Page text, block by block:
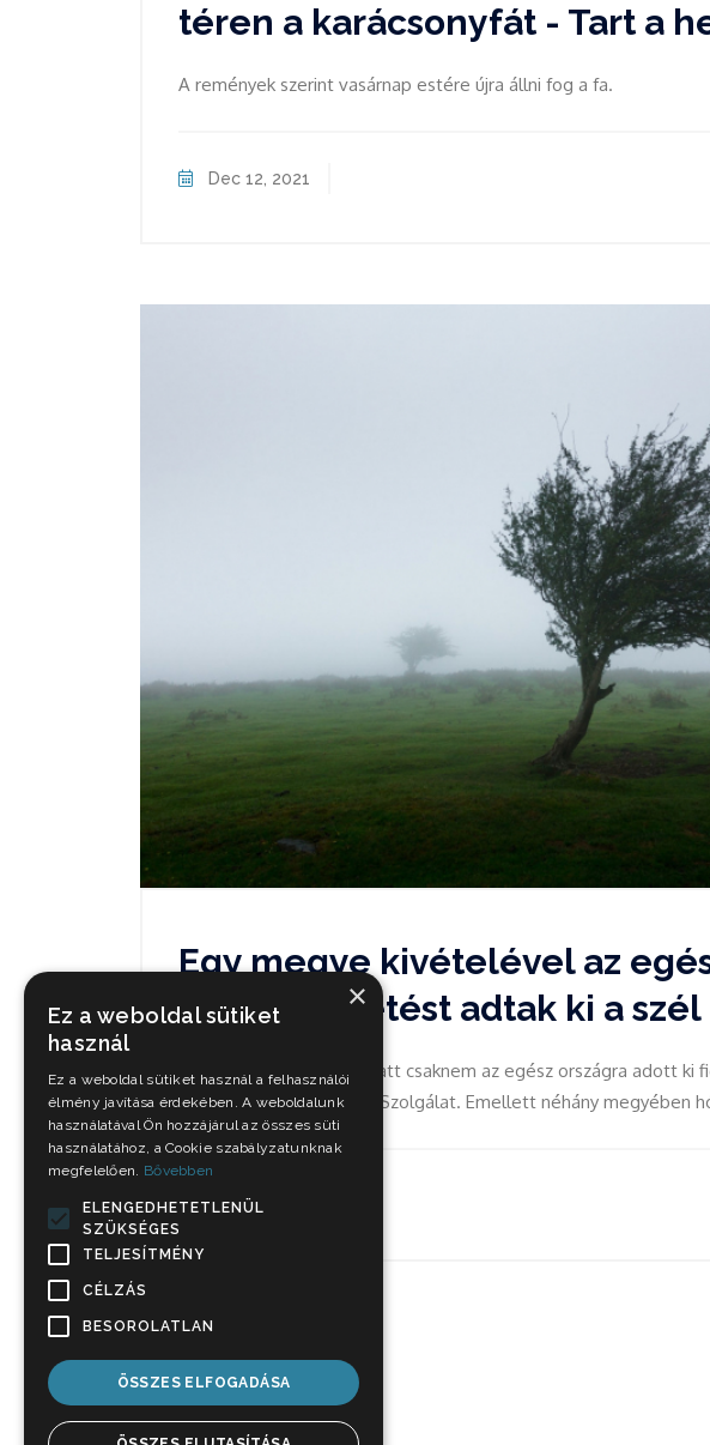
téren a karácsonyfát - Tart a
A remények szerint vasárnap estére újra állni fog a fa.
Dec 12, 2021
Egy megye kivételével az
figyelmeztetést adtak ki a
Az erős szél veszélye miatt csaknem az egész országra adott
Országos Meteorológiai Szolgálat. Emellett néhány megyében
Dec 12, 2021
×
Ez a weboldal sütiket
használ
Ez a weboldal sütiket használ a felhasználói
élmény javítása érdekében. A weboldalunk
használatával Ön hozzájárul az összes süti
használatához, a Cookie szabályzatunknak
megfelelően. Bővebben
ELENGEDHETETLENÜL
SZÜKSÉGES
TELJESÍTMÉNY
CÉLZÁS
BESOROLATLAN
ÖSSZES ELFOGADÁSA